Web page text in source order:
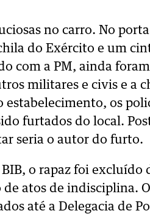
no carro. No
do Exército e um
com a PM, ainda
militares e civis e a
estabelecimento, os
furtados do local.
seria o autor do furto.
o rapaz foi
atos de indisciplina.
até a Delegacia de